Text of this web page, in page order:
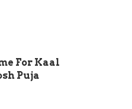
For Kaal
Puja